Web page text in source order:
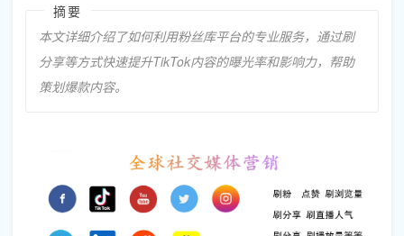
摘要
本文详细介绍了如何利用粉丝库平台的专业服务，通过刷
分享等方式快速提升TikTok内容的曝光率和影响力，帮助
策划爆款内容。